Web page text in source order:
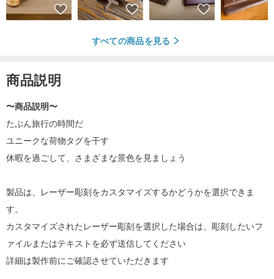
すべての商品を見る
商品説明
〜商品説明〜
たぶん旅行の時間だ
ユニークな荷物タグを干す
休暇を過ごして、さまざまな景色を見ましょう
製品は、レーザー彫刻をカスタマイズするかどうかを選択できま
す。
カスタマイズされたレーザー彫刻を選択した場合は、彫刻したいフ
ァイルまたはテキストを必ず送信してください
詳細は製作前にご確認させていただきます